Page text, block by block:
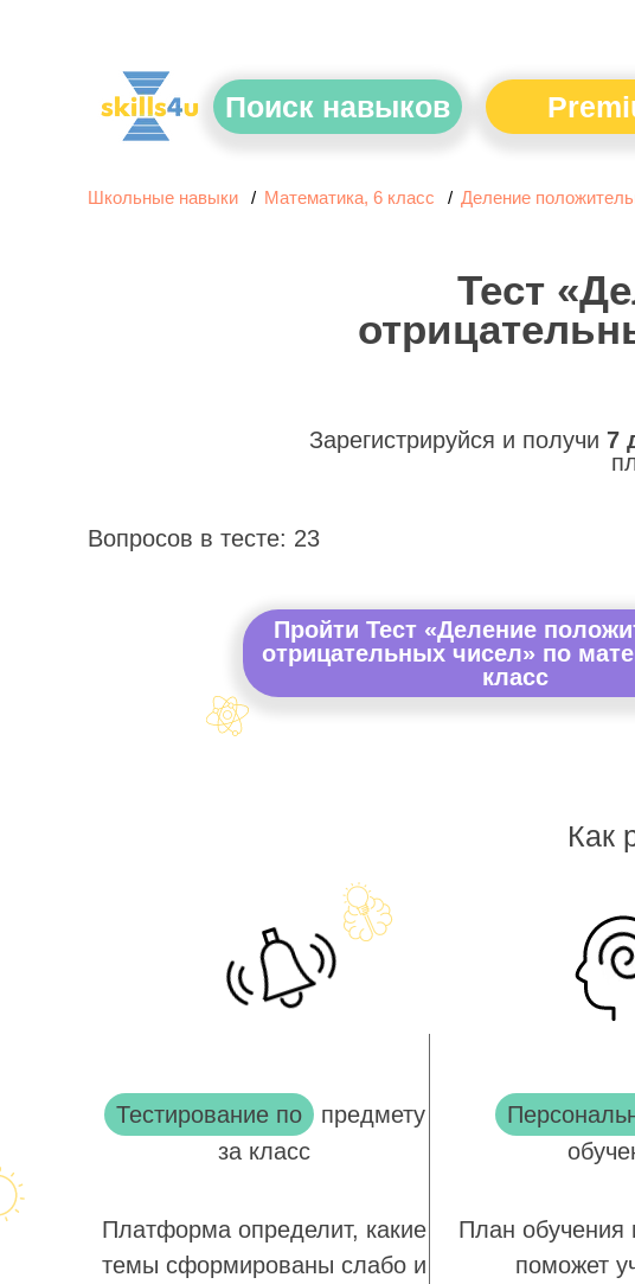
Поиск навыков
Школьные навыки Математика, 6 класс Деление
Тест
Зарегистрируйся и получи 7
Вопросов в тесте: 23
Пройти Тест «Деление
отрицательных чисел» по
класс
Как
Тестирование по предмету
за класс
Платформа определит, какие
темы сформированы слабо и
План обучения
поможет